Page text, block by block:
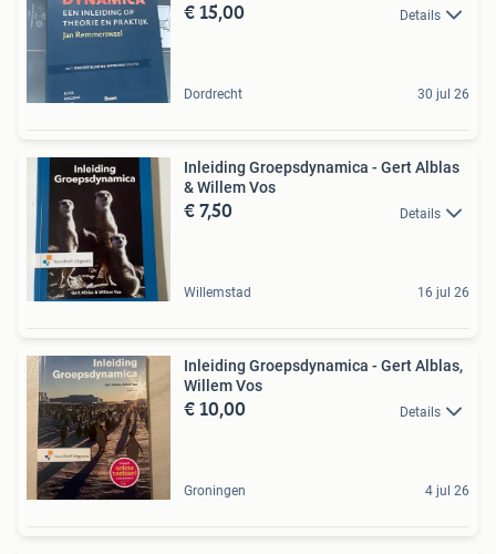
€ 15,00 Details
Dordrecht 30 jul 26
Inleiding Groepsdynamica - Gert Alblas
& Willem Vos
€ 7,50 Details
Willemstad 16 jul 26
Inleiding Groepsdynamica - Gert Alblas,
Willem Vos
€ 10,00 Details
Groningen 4 jul 26